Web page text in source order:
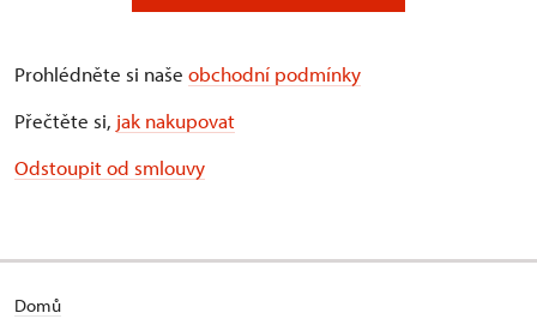
Prohlédněte si naše obchodní podmínky
Přečtěte si, jak nakupovat
Odstoupit od smlouvy
Domů